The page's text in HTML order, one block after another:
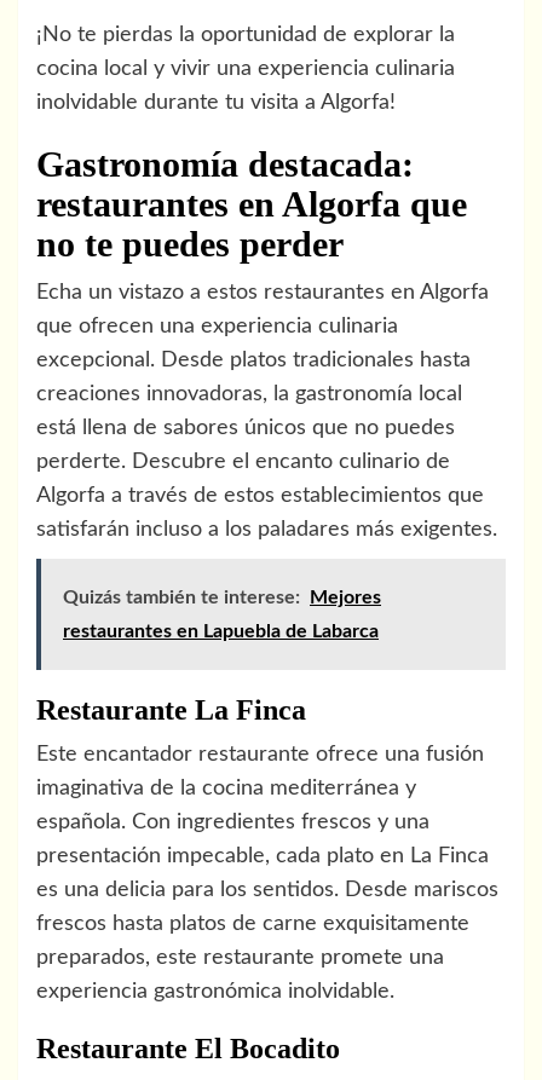
¡No te pierdas la oportunidad de explorar la
cocina local y vivir una experiencia culinaria
inolvidable durante tu visita a Algorfa!
Gastronomía destacada:
restaurantes en Algorfa que
no te puedes perder
Echa un vistazo a estos restaurantes en Algorfa
que ofrecen una experiencia culinaria
excepcional. Desde platos tradicionales hasta
creaciones innovadoras, la gastronomía local
está llena de sabores únicos que no puedes
perderte. Descubre el encanto culinario de
Algorfa a través de estos establecimientos que
satisfarán incluso a los paladares más exigentes.
Quizás también te interese:
Mejores
restaurantes en Lapuebla de Labarca
Restaurante La Finca
Este encantador restaurante ofrece una fusión
imaginativa de la cocina mediterránea y
española. Con ingredientes frescos y una
presentación impecable, cada plato en La Finca
es una delicia para los sentidos. Desde mariscos
frescos hasta platos de carne exquisitamente
preparados, este restaurante promete una
experiencia gastronómica inolvidable.
Restaurante El Bocadito